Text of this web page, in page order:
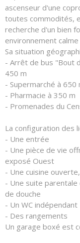
ascenseur d'une
toutes commodités,
recherche d'un bien
environnement
Sa situation
- Arrêt de bus "Bout
450 m
- Supermarché à 650
- Pharmacie à 350 m
- Promenades du
La configuration des
- Une entrée
- Une pièce de vie
exposé Ouest
- Une cuisine
- Une suite parentale
de douche
- Un WC indépendant
- Des rangements
Un garage boxé est